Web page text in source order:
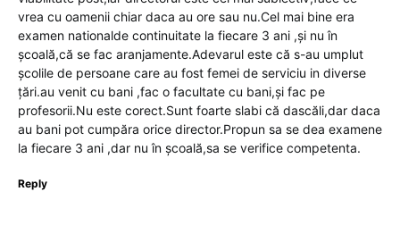
vrea cu oamenii chiar daca au ore sau nu.Cel mai bine era
examen nationalde continuitate la fiecare 3 ani ,și nu în
școală,că se fac aranjamente.Adevarul este că s-au umplut
școlile de persoane care au fost femei de serviciu in diverse
țări.au venit cu bani ,fac o facultate cu bani,și fac pe
profesorii.Nu este corect.Sunt foarte slabi că dascăli,dar daca
au bani pot cumpăra orice director.Propun sa se dea examene
la fiecare 3 ani ,dar nu în școală,sa se verifice competenta.
Reply